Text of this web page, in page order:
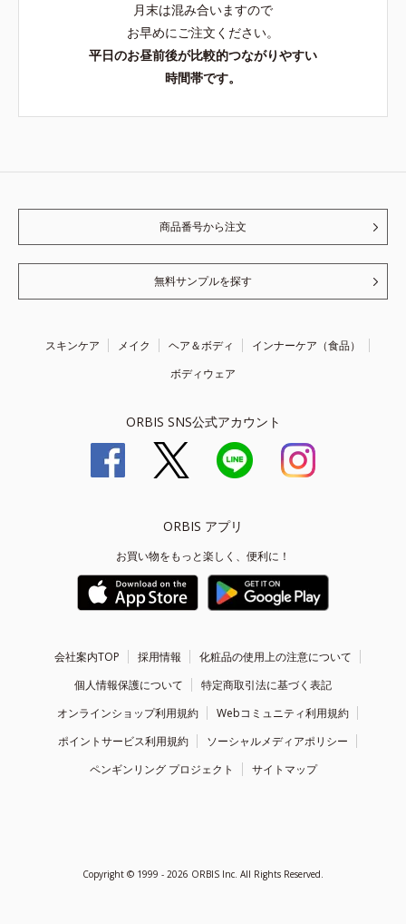
月末は混み合いますので
お早めにご注文ください。
平日のお昼前後が比較的つながりやすい
時間帯です。
商品番号から注文
無料サンプルを探す
スキンケア メイク ヘア＆ボディ
インナーケア（食品）
ボディウェア
ORBIS SNS公式アカウント
ORBIS アプリ
お買い物をもっと楽しく、便利に！
会社案内TOP 採用情報
化粧品の使用上の注意について
個人情報保護について
特定商取引法に基づく表記
オンラインショップ利用規約
Webコミュニティ利用規約
ポイントサービス利用規約
ソーシャルメディアポリシー
ペンギンリング プロジェクト
サイトマップ
Copyright © 1999 - 2026 ORBIS Inc. All Rights Reserved.